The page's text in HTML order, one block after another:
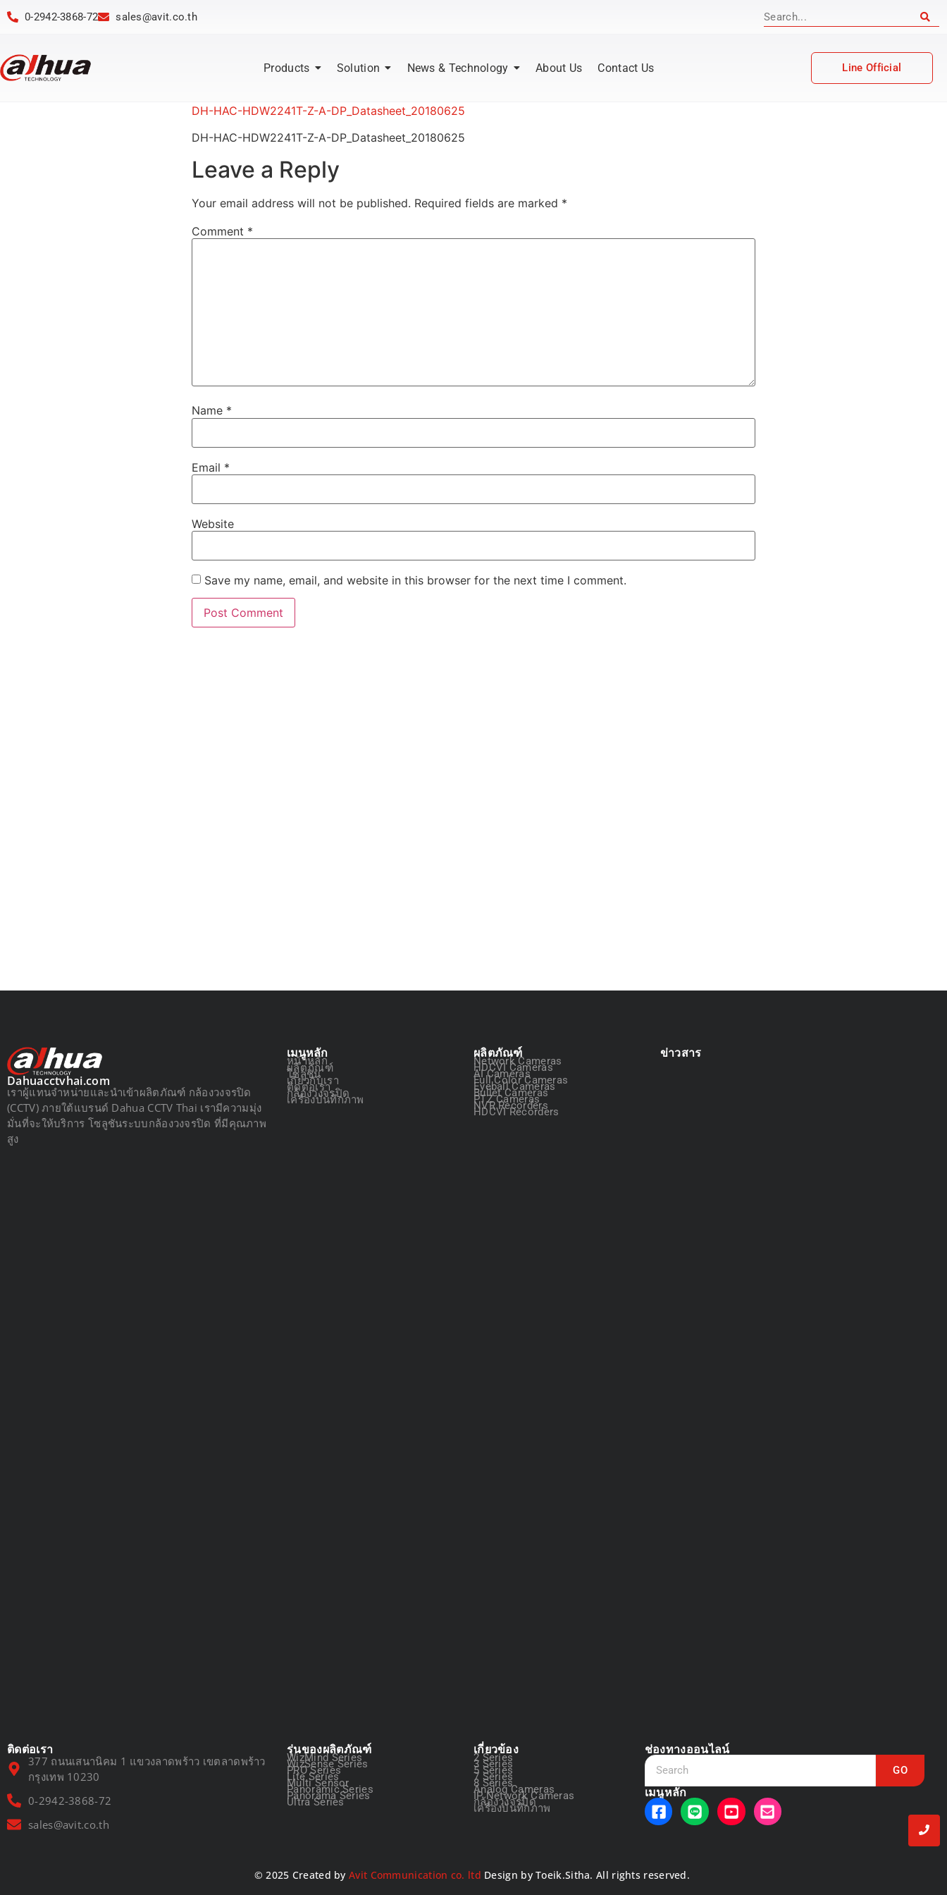
0-2942-3868-72 sales@avit.co.th
Products Solution News & Technology About Us Contact Us Line Official
DH-HAC-HDW2241T-Z-A-DP_Datasheet_20180625
DH-HAC-HDW2241T-Z-A-DP_Datasheet_20180625
Leave a Reply
Your email address will not be published. Required fields are marked *
Comment *
Name *
Email *
Website
Save my name, email, and website in this browser for the next time I comment.
Dahuacctvhai.com
เราผู้แทนจำหน่ายและนำเข้าผลิตภัณฑ์ กล้องวงจรปิด
(CCTV) ภายใต้แบรนด์ Dahua CCTV Thai เรามีความมุ่ง
มั่นที่จะให้บริการ โซลูชันระบบกล้องวงจรปิด ที่มีคุณภาพ
สูง
เมนูหลัก
หน้าหลัก
ผลิตภัณฑ์
โซลูชัน
เกี่ยวกับเรา
ติดต่อเรา
กล้องวงจรปิด
เครื่องบันทึกภาพ
ผลิตภัณฑ์
Network Cameras
HDCVI Cameras
AI Cameras
Full Color Cameras
Eyeball Cameras
Bullet Cameras
PTZ Cameras
NVR Recorders
HDCVI Recorders
ข่าวสาร
ติดต่อเรา
377 ถนนเสนานิคม 1 แขวงลาดพร้าว เขตลาดพร้าว
กรุงเทพ 10230
0-2942-3868-72
sales@avit.co.th
รุ่นของผลิตภัณฑ์
WizMind Series
WizSense Series
PRO Series
Lite Series
Multi Sensor
Panoramic Series
Panorama Series
Ultra Series
เกี่ยวข้อง
2 Series
3 Series
5 Series
7 Series
8 Series
Analog Cameras
IP Network Cameras
กล้องวงจรปิด
เครื่องบันทึกภาพ
ช่องทางออนไลน์
GO
เมนูหลัก
© 2025 Created byAvit Communication co. ltd Design by Toeik.Sitha. All rights reserved.